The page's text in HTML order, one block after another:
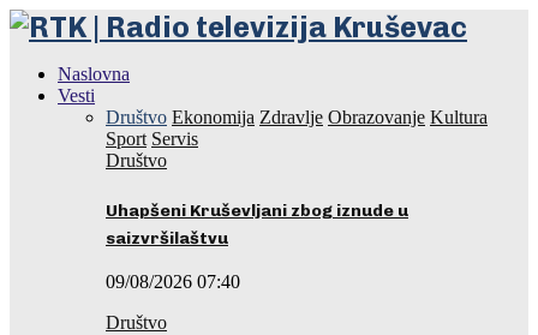
Naslovna
Vesti
Društvo Ekonomija Zdravlje Obrazovanje Kultura
Sport Servis
Društvo
Uhapšeni Kruševljani zbog iznude u
saizvršilaštvu
09/08/2026 07:40
Društvo